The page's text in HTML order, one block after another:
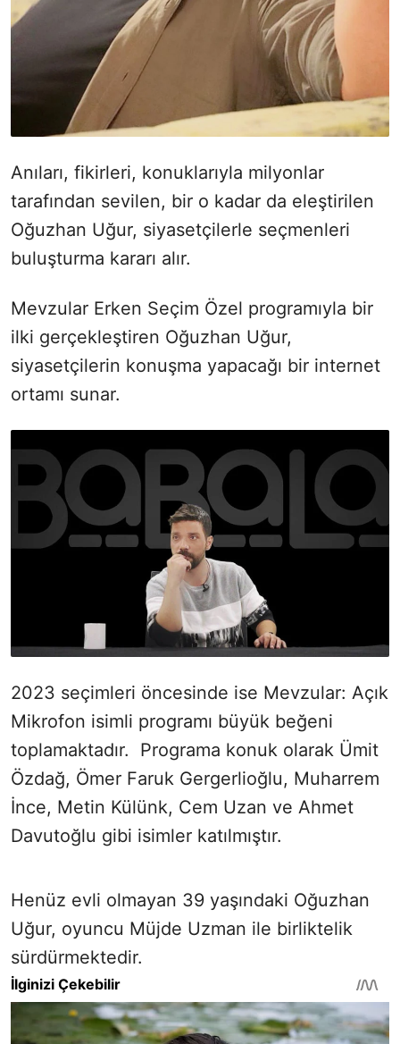
Anıları, fikirleri, konuklarıyla milyonlar
tarafından sevilen, bir o kadar da eleştirilen
Oğuzhan Uğur, siyasetçilerle seçmenleri
buluşturma kararı alır.
Mevzular Erken Seçim Özel programıyla bir
ilki gerçekleştiren Oğuzhan Uğur,
siyasetçilerin konuşma yapacağı bir internet
ortamı sunar.
2023 seçimleri öncesinde ise Mevzular: Açık
Mikrofon isimli programı büyük beğeni
toplamaktadır. Programa konuk olarak Ümit
Özdağ, Ömer Faruk Gergerlioğlu, Muharrem
İnce, Metin Külünk, Cem Uzan ve Ahmet
Davutoğlu gibi isimler katılmıştır.
Henüz evli olmayan 39 yaşındaki Oğuzhan
Uğur, oyuncu Müjde Uzman ile birliktelik
sürdürmektedir.